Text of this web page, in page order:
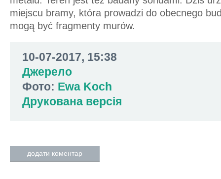
miejscu bramy, która prowadzi do obecnego
mogą być fragmenty murów.
10-07-2017, 15:38
Джерело
Фото: Ewa Koch
Друкована версія
додати коментар